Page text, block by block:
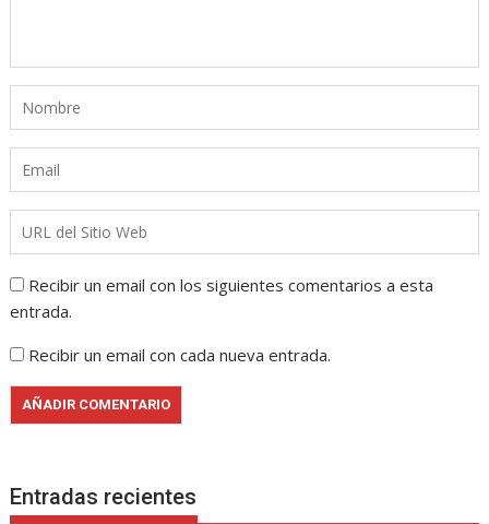
Recibir un email con los siguientes comentarios a esta
entrada.
Recibir un email con cada nueva entrada.
Entradas recientes